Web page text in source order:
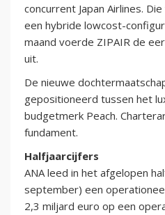
concurrent Japan Airlines.
een hybride lowcost-
maand voerde ZIPAIR de
uit.
De nieuwe
gepositioneerd tussen het
budgetmerk Peach.
fundament.
Halfjaarcijfers
ANA leed in het afgelopen
september) een
2,3 miljard euro op een